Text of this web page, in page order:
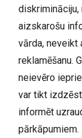
aizskarošu
vārda, neveikt
reklamēšanu.
neievēro
var tikt
informēt
pārkāpumiem.